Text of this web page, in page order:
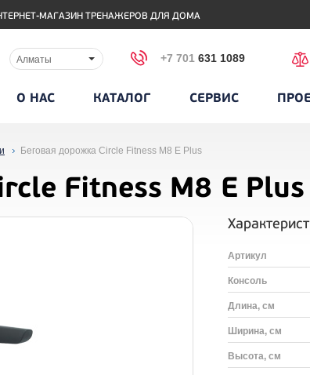
МАГАЗИН ТРЕНАЖЕРОВ ДЛЯ ДОМА
Алматы +7 701 631 1089
О НАС КАТАЛОГ СЕРВИС
Беговая дорожка Circle Fitness M8 E Plus
Fitness M8 E Plus
Артикул
Консоль
Длина, см
Ширина, см
Высота, см